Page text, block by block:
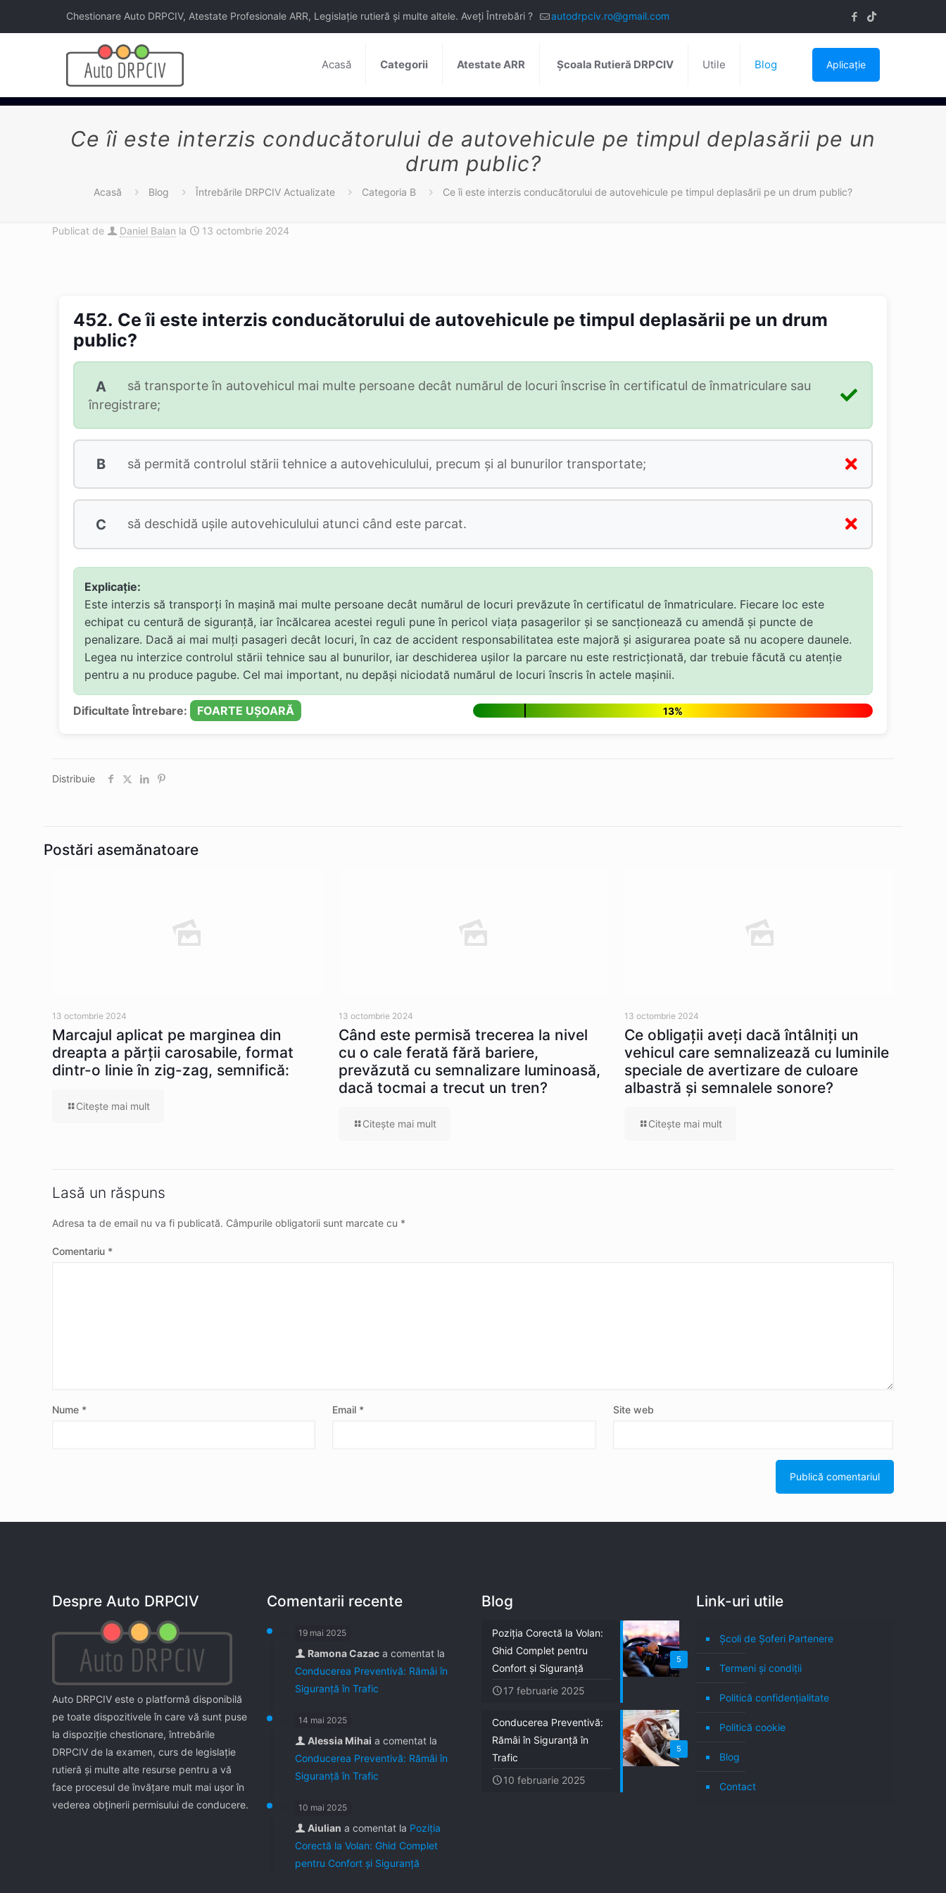
Chestionare Auto DRPCIV, Atestate Profesionale ARR, Legislație rutieră și multe altele. Aveți Întrebări ? autodrpciv.ro@gmail.com
Acasă Categorii Atestate ARR Școala Rutieră DRPCIV Utile Blog Aplicație
Ce îi este interzis conducătorului de autovehicule pe timpul deplasării pe un
drum public?
Acasă Blog Întrebările DRPCIV Actualizate Categoria B Ce îi este interzis conducătorului de autovehicule pe timpul deplasării pe un drum public?
Publicat de Daniel Balan la 13 octombrie 2024
452. Ce îi este interzis conducătorului de autovehicule pe timpul deplasării pe un drum
public?
A
să transporte în autovehicul mai multe persoane decât numărul de locuri înscrise în certificatul de înmatriculare sau
înregistrare;
B să permită controlul stării tehnice a autovehiculului, precum şi al bunurilor transportate;
C să deschidă uşile autovehiculului atunci când este parcat.
Explicație:
Este interzis să transporți în mașină mai multe persoane decât numărul de locuri prevăzute în certificatul de înmatriculare. Fiecare loc este
echipat cu centură de siguranță, iar încălcarea acestei reguli pune în pericol viața pasagerilor și se sancționează cu amendă și puncte de
penalizare. Dacă ai mai mulți pasageri decât locuri, în caz de accident responsabilitatea este majoră și asigurarea poate să nu acopere daunele.
Legea nu interzice controlul stării tehnice sau al bunurilor, iar deschiderea ușilor la parcare nu este restricționată, dar trebuie făcută cu atenție
pentru a nu produce pagube. Cel mai important, nu depăși niciodată numărul de locuri înscris în actele mașinii.
Dificultate Întrebare: FOARTE UȘOARĂ 13%
Distribuie
Postări asemănatoare
13 octombrie 2024
Marcajul aplicat pe marginea din
dreapta a părţii carosabile, format
dintr-o linie în zig-zag, semnifică:
Citeşte mai mult
13 octombrie 2024
Când este permisă trecerea la nivel
cu o cale ferată fără bariere,
prevăzută cu semnalizare luminoasă,
dacă tocmai a trecut un tren?
Citeşte mai mult
13 octombrie 2024
Ce obligaţii aveţi dacă întâlniţi un
vehicul care semnalizează cu luminile
speciale de avertizare de culoare
albastră şi semnalele sonore?
Citeşte mai mult
Lasă un răspuns
Adresa ta de email nu va fi publicată. Câmpurile obligatorii sunt marcate cu *
Comentariu *
Nume * Email * Site web
Despre Auto DRPCIV
Auto DRPCIV este o platformă disponibilă
pe toate dispozitivele în care vă sunt puse
la dispoziţie chestionare, întrebările
DRPCIV de la examen, curs de legislaţie
rutieră şi multe alte resurse pentru a vă
face procesul de învăţare mult mai uşor în
vederea obţinerii permisului de conducere.
Comentarii recente
19 mai 2025
Ramona Cazac a comentat la
Conducerea Preventivă: Rămâi în
Siguranță în Trafic
14 mai 2025
Alessia Mihai a comentat la
Conducerea Preventivă: Rămâi în
Siguranță în Trafic
10 mai 2025
Aiulian a comentat la Poziția
Corectă la Volan: Ghid Complet
pentru Confort și Siguranță
Blog
5
Poziția Corectă la Volan:
Ghid Complet pentru
Confort și Siguranță
17 februarie 2025
5
Conducerea Preventivă:
Rămâi în Siguranță în
Trafic
10 februarie 2025
Link-uri utile
Școli de Șoferi Partenere
Termeni şi condiţii
Politică confidenţialitate
Politică cookie
Blog
Contact